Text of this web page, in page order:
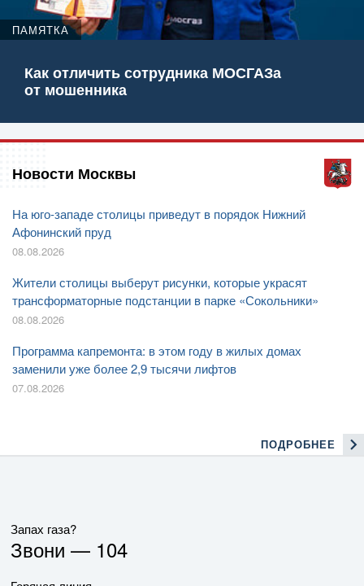
ПАМЯТКА
Как отличить сотрудника МОСГАЗа
от мошенника
Новости Москвы
На юго-западе столицы приведут в порядок Нижний
Афонинский пруд
08.08.2026
Жители столицы выберут рисунки, которые украсят
трансформаторные подстанции в парке «Сокольники»
08.08.2026
Программа капремонта: в этом году в жилых домах
заменили уже более 2,9 тысячи лифтов
07.08.2026
ПОДРОБНЕЕ
Запах газа?
Звони — 104